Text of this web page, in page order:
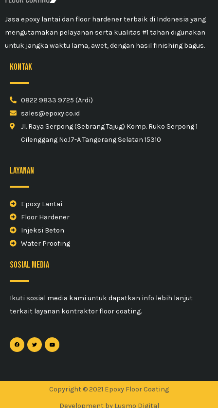
Jasa epoxy lantai dan floor hardener terbaik di Indonesia yang
mengutamakan pelayanan serta kualitas #1 tahan digunakan
untuk jangka waktu lama, awet, dengan hasil finishing bagus.
kontak
0822 9833 9725 (Ardi)
sales@epoxy.co.id
Jl. Raya Serpong (Sebrang Tajug) Komp. Ruko Serpong 1
Cilenggang No.17-A Tangerang Selatan 15310
Layanan
Epoxy Lantai
Floor Hardener
Injeksi Beton
Water Proofing
sosial media
Ikuti sosial media kami untuk dapatkan info lebih lanjut
terkait layanan kontraktor floor coating.
Copyright © 2021 Epoxy Floor Coating
Development by Lusmo Digital